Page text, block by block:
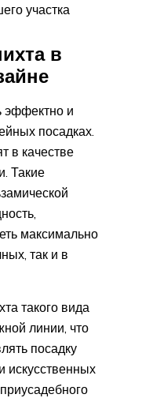
участка
в
эффектно и
посадках.
в качестве
Такие
максимально
так и в
такого вида
линии, что
посадку
искусственных